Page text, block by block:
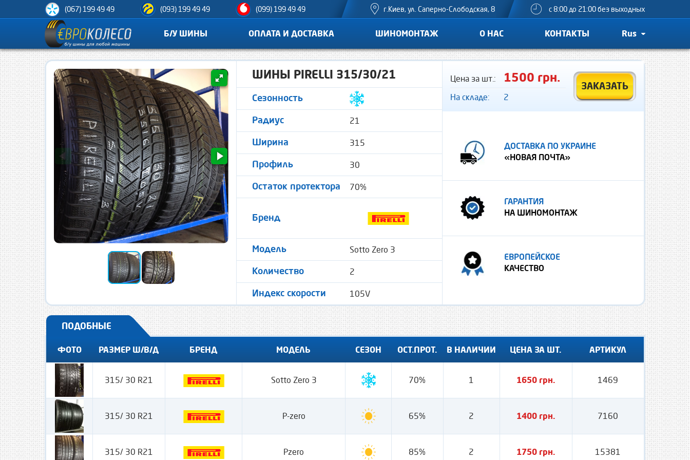
(067) 199 49 49 (093) 199 49 49 (099) 199 49 49 г.Киев, ул. Саперно-Слободская, 8 с 8:00 до 21:00 без выходных
Б/У ШИНЫ ОПЛАТА И ДОСТАВКА ШИНОМОНТАЖ О НАС КОНТАКТЫ Rus
ШИНЫ PIRELLI 315/30/21
Сезонность
Радиус 21
Ширина 315
Профиль 30
Остаток протектора 70%
Бренд
Модель Sotto Zero 3
Количество 2
Индекс скорости 105V
Цена за шт.: 1500 грн.
На складе: 2
ЗАКАЗАТЬ
ДОСТАВКА ПО УКРАИНЕ
«НОВАЯ ПОЧТА»
ГАРАНТИЯ
НА ШИНОМОНТАЖ
ЕВРОПЕЙСКОЕ
КАЧЕСТВО
ПОДОБНЫЕ
ФОТО РАЗМЕР Ш/В/Д БРЕНД МОДЕЛЬ СЕЗОН ОСТ.ПРОТ. В НАЛИЧИИ ЦЕНА ЗА ШТ. АРТИКУЛ
315/ 30 R21 Sotto Zero 3 70% 1 1650 грн. 1469
315/ 30 R21 P-zero 65% 2 1400 грн. 7160
315/ 30 R21 Pzero 85% 2 1750 грн. 15381